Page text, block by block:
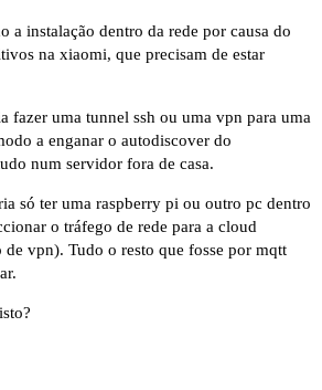
a instalação dentro da rede por causa do
na xiaomi, que precisam de estar
fazer uma tunnel ssh ou uma vpn para uma
a enganar o autodiscover do
num servidor fora de casa.
só ter uma raspberry pi ou outro pc dentro
o tráfego de rede para a cloud
de vpn). Tudo o resto que fosse por mqtt